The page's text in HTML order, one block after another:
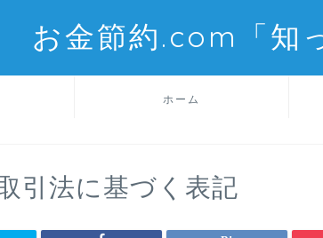
お金節約.com「知
ホーム
引法に基づく表記